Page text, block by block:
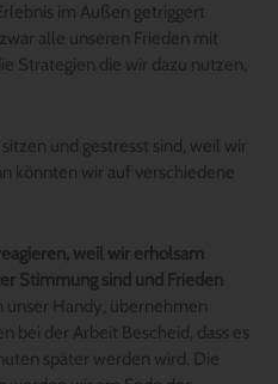
im Außen getriggert
alle unseren Frieden mit
Strategien die wir dazu nutzen,
und gestresst sind, weil wir
könnten wir auf verschiedene
weil wir erholsam
Stimmung sind und Frieden
unser Handy, übernehmen
bei der Arbeit Bescheid, dass es
später werden wird. Die